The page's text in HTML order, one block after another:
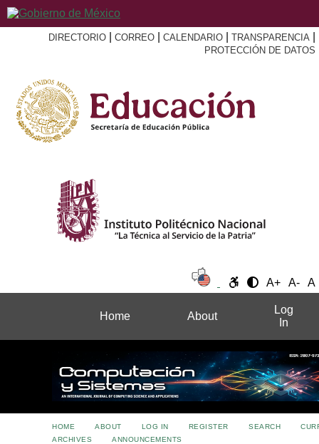
DIRECTORIO CORREO CALENDARIO TRANSPARENCIA
PROTECCIÓN DE DATOS
A+ A- A
Home About
Log
In
HOME ABOUT LOG IN REGISTER SEARCH
ARCHIVES
ANNOUNCEMENTS